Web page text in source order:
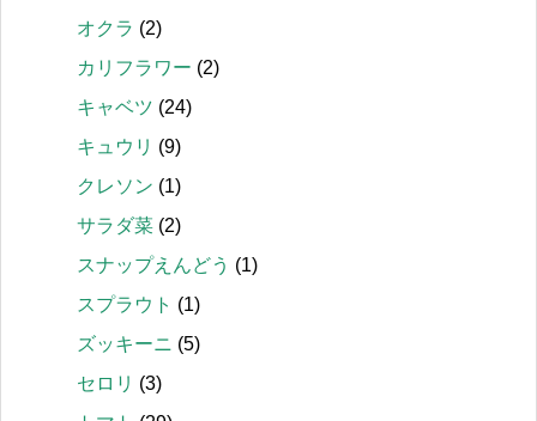
オクラ (2)
カリフラワー (2)
キャベツ (24)
キュウリ (9)
クレソン (1)
サラダ菜 (2)
スナップえんどう (1)
スプラウト (1)
ズッキーニ (5)
セロリ (3)